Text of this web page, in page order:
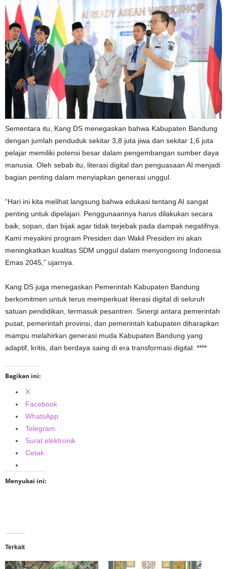
Sementara itu, Kang DS menegaskan bahwa Kabupaten Bandung
dengan jumlah penduduk sekitar 3,8 juta jiwa dan sekitar 1,6 juta
pelajar memiliki potensi besar dalam pengembangan sumber daya
manusia. Oleh sebab itu, literasi digital dan penguasaan AI menjadi
bagian penting dalam menyiapkan generasi unggul.
“Hari ini kita melihat langsung bahwa edukasi tentang AI sangat
penting untuk dipelajari. Penggunaannya harus dilakukan secara
baik, sopan, dan bijak agar tidak terjebak pada dampak negatifnya.
Kami meyakini program Presiden dan Wakil Presiden ini akan
meningkatkan kualitas SDM unggul dalam menyongsong Indonesia
Emas 2045,” ujarnya.
Kang DS juga menegaskan Pemerintah Kabupaten Bandung
berkomitmen untuk terus memperkuat literasi digital di seluruh
satuan pendidikan, termasuk pesantren. Sinergi antara pemerintah
pusat, pemerintah provinsi, dan pemerintah kabupaten diharapkan
mampu melahirkan generasi muda Kabupaten Bandung yang
adaptif, kritis, dan berdaya saing di era transformasi digital. ****
Bagikan ini:
X
Facebook
WhatsApp
Telegram
Surat elektronik
Cetak
Menyukai ini:
Terkait